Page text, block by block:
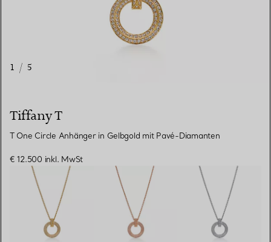
1 / 5
Tiffany T
T One Circle Anhänger in Gelbgold mit Pavé-Diamanten
€ 12.500 inkl. MwSt